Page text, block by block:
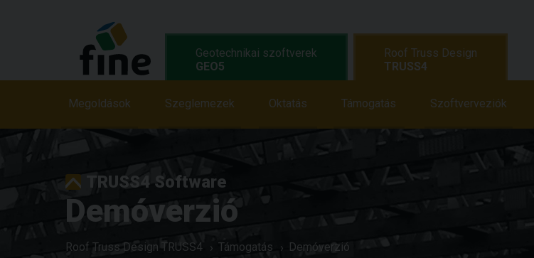
Geotechnikai szoftverek
GEO5
Megoldások Jellemzök Programok Oktatás Támogatás Hírek
Roof Truss Design
TRUSS4
Megoldások Szeglemezek Oktatás Támogatás Szoftverveziók
TRUSS4 Software
Demóverzió
Roof Truss Design TRUSS4 Támogatás Demóverzió